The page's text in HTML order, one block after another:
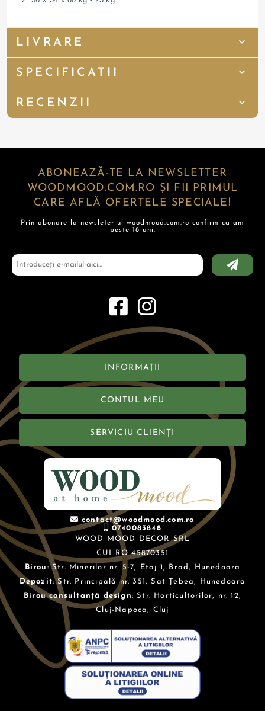
LIVRARE
SPECIFICATII
RECENZII
ABONEAZĂ-TE LA NEWSLETTER
WOODMOOD.COM.RO ȘI FII PRIMUL
CARE AFLĂ OFERTELE SPECIALE!
Prin abonare la newsleter-ul woodmood.com.ro confirm ca am
peste 18 ani.
INFORMAȚII
CONTUL MEU
SERVICIU CLIENȚI
contact@woodmood.com.ro
0740083848
WOOD MOOD DECOR SRL
CUI RO 45870351
Birou : Str. Minerilor nr. 5-7, Etaj 1, Brad, Hunedoara
Depozit: Str. Principală nr. 351, Sat Țebea, Hunedoara
Birou consultanță design: Str. Horticultorilor, nr. 12,
Cluj-Napoca, Cluj